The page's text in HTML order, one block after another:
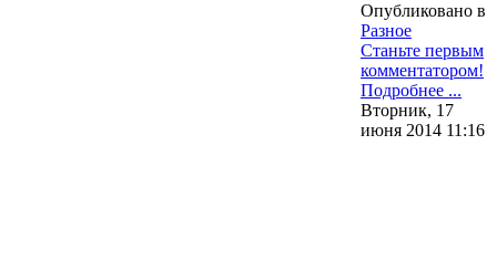
Опубликовано в
Разное
Станьте первым
комментатором!
Подробнее ...
Вторник, 17
июня 2014 11:16